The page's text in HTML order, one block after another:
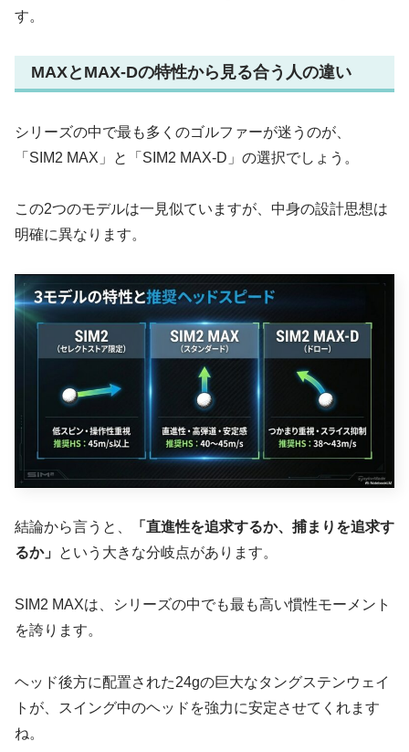
す。
MAXとMAX-Dの特性から見る合う人の違い
シリーズの中で最も多くのゴルファーが迷うのが、
「SIM2 MAX」と「SIM2 MAX-D」の選択でしょう。
この2つのモデルは一見似ていますが、中身の設計思想は
明確に異なります。
結論から言うと、
「直進性を追求するか、捕まりを追求す
るか」 という大きな分岐点があります。
SIM2 MAXは、シリーズの中でも最も高い慣性モーメント
を誇ります。
ヘッド後方に配置された24gの巨大なタングステンウェイ
トが、スイング中のヘッドを強力に安定させてくれます
ね。